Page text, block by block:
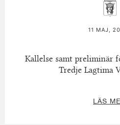
11 MAJ,
Kallelse samt preliminär
Tredje Lagtima
LÄS